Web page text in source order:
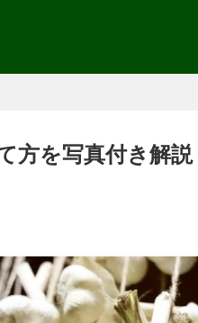
方を写真付き解